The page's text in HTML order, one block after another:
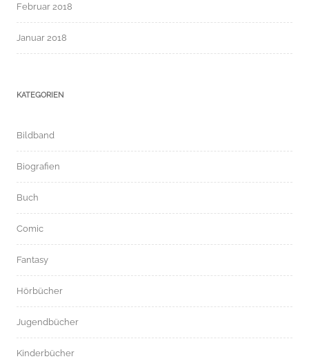
Februar 2018
Januar 2018
KATEGORIEN
Bildband
Biografien
Buch
Comic
Fantasy
Hörbücher
Jugendbücher
Kinderbücher